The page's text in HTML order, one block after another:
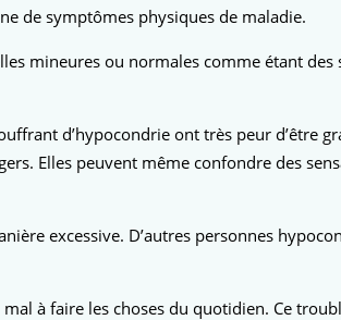
de symptômes physiques de maladie.
mineures ou normales comme étant
d’hypocondrie ont très peur d’être
Elles peuvent même confondre des
excessive. D’autres personnes
à faire les choses du quotidien. Ce